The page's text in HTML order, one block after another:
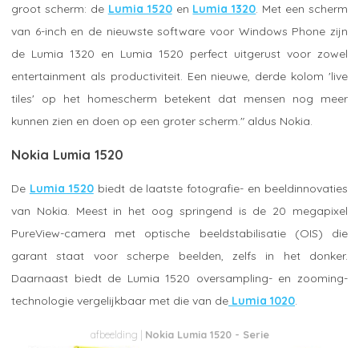
groot scherm: de Lumia 1520en Lumia 1320 . Met een scherm
van 6-inch en de nieuwste software voor Windows Phone zijn
de Lumia 1320 en Lumia 1520 perfect uitgerust voor zowel
entertainment als productiviteit. Een nieuwe, derde kolom 'live
tiles' op het homescherm betekent dat mensen nog meer
kunnen zien en doen op een groter scherm." aldus Nokia.
Nokia Lumia 1520
De Lumia 1520biedt de laatste fotografie- en beeldinnovaties
van Nokia. Meest in het oog springend is de 20 megapixel
PureView-camera met optische beeldstabilisatie (OIS) die
garant staat voor scherpe beelden, zelfs in het donker.
Daarnaast biedt de Lumia 1520 oversampling- en zooming-
technologie vergelijkbaar met die van de Lumia 1020
Nokia Lumia 1520 - Serie